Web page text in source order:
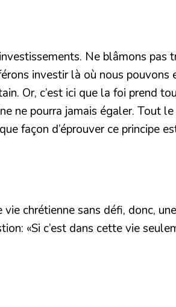
Ne blâmons pas
investir là où nous
Or, c’est ici que la foi prend
ne pourra jamais égaler. Tout
façon d’éprouver ce principe
chrétienne sans défi, donc,
«Si c’est dans cette vie